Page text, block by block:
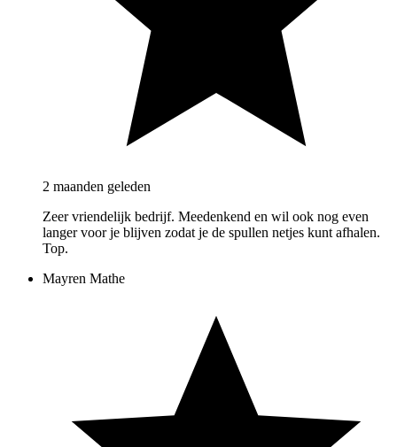
2 maanden geleden
Zeer vriendelijk bedrijf. Meedenkend en wil ook nog even
langer voor je blijven zodat je de spullen netjes kunt afhalen.
Top.
Mayren Mathe